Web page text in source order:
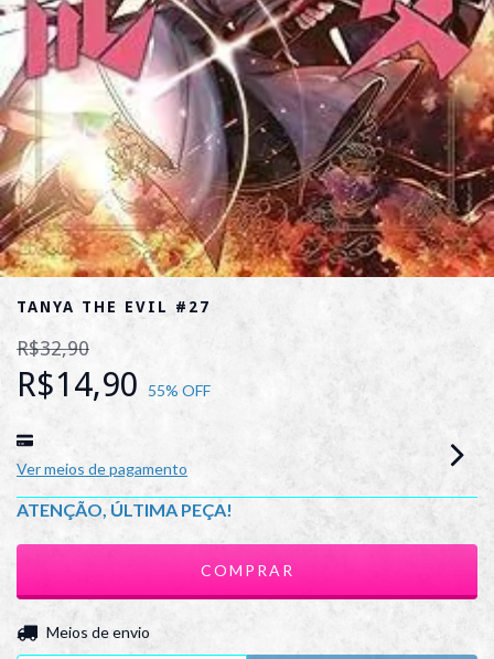
TANYA THE EVIL #27
R$32,90
R$14,90 55% OFF
Ver meios de pagamento
ATENÇÃO, ÚLTIMA PEÇA!
Entregas para o CEP:
Meios de envio